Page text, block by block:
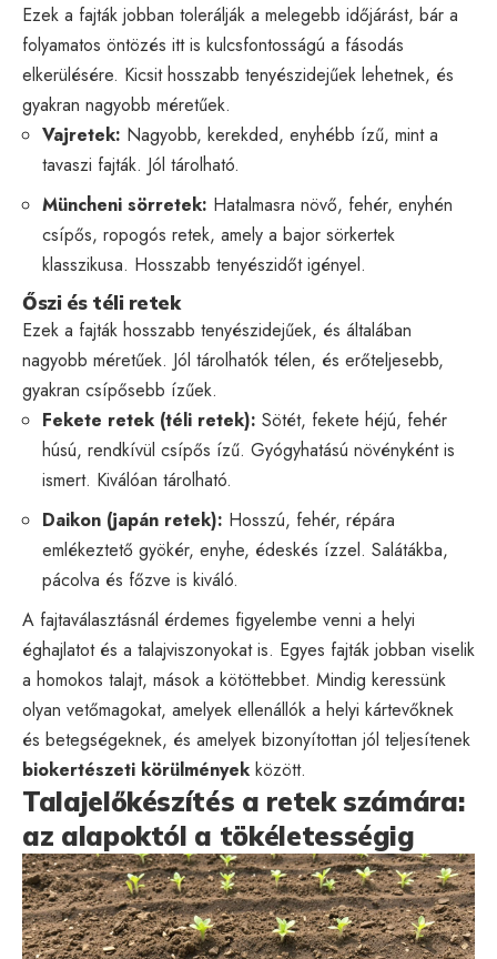
Ezek a fajták jobban tolerálják a melegebb időjárást, bár a
folyamatos öntözés itt is kulcsfontosságú a fásodás
elkerülésére. Kicsit hosszabb tenyészidejűek lehetnek, és
gyakran nagyobb méretűek.
Vajretek: Nagyobb, kerekded, enyhébb ízű, mint a
tavaszi fajták. Jól tárolható.
Müncheni sörretek: Hatalmasra növő, fehér, enyhén
csípős, ropogós retek, amely a bajor sörkertek
klasszikusa. Hosszabb tenyészidőt igényel.
Őszi és téli retek
Ezek a fajták hosszabb tenyészidejűek, és általában
nagyobb méretűek. Jól tárolhatók télen, és erőteljesebb,
gyakran csípősebb ízűek.
Fekete retek (téli retek): Sötét, fekete héjú, fehér
húsú, rendkívül csípős ízű. Gyógyhatású növényként is
ismert. Kiválóan tárolható.
Daikon (japán retek): Hosszú, fehér, répára
emlékeztető gyökér, enyhe, édeskés ízzel. Salátákba,
pácolva és főzve is kiváló.
A fajtaválasztásnál érdemes figyelembe venni a helyi
éghajlatot és a talajviszonyokat is. Egyes fajták jobban viselik
a homokos talajt, mások a kötöttebbet. Mindig keressünk
olyan vetőmagokat, amelyek ellenállók a helyi kártevőknek
és betegségeknek, és amelyek bizonyítottan jól teljesítenek
biokertészeti körülmények között.
Talajelőkészítés a retek számára:
az alapoktól a tökéletességig